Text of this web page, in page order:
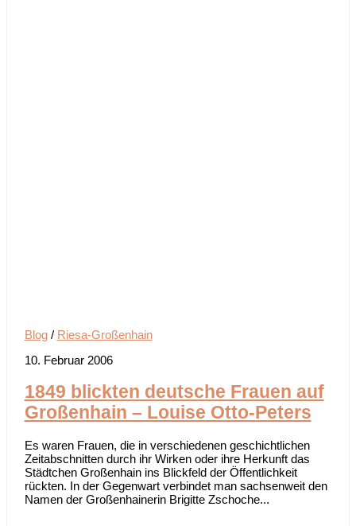
Blog/ Riesa-Großenhain
10. Februar 2006
1849 blickten deutsche Frauen auf
Großenhain – Louise Otto-Peters
Es waren Frauen, die in verschiedenen geschichtlichen
Zeitabschnitten durch ihr Wirken oder ihre Herkunft das
Städtchen Großenhain ins Blickfeld der Öffentlichkeit
rückten. In der Gegenwart verbindet man sachsenweit den
Namen der Großenhainerin Brigitte Zschoche...